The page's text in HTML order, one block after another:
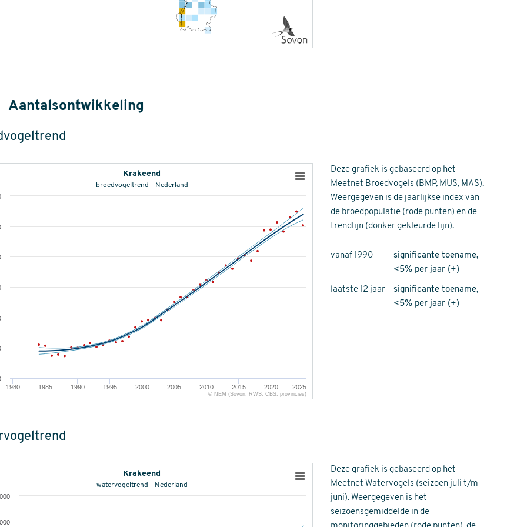
Aantalsontwikkeling
Krakeend
broedvogeltrend - Nederland
1980 1985 1990 1995 2000 2005 2010 2015 2020 2025
© NEM (Sovon, RWS, CBS, provincies)
Deze grafiek is gebaseerd op het
Meetnet Broedvogels (BMP, MUS, MAS).
Weergegeven is de jaarlijkse index van
de broedpopulatie (rode punten) en de
trendlijn (donker gekleurde lijn).
vanaf 1990
significante toename,
<5% per jaar (+)
laatste 12 jaar
significante toename,
<5% per jaar (+)
Krakeend
watervogeltrend - Nederland
Deze grafiek is gebaseerd op het
Meetnet Watervogels (seizoen juli t/m
juni). Weergegeven is het
seizoensgemiddelde in de